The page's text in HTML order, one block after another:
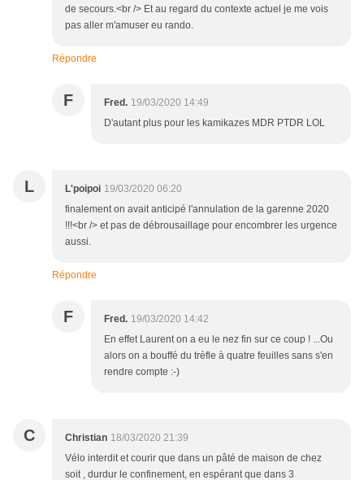
de secours.<br /> Et au regard du contexte actuel je me vois
pas aller m'amuser eu rando.
Répondre
F Fred. 19/03/2020 14:49
D'autant plus pour les kamikazes MDR PTDR LOL
L L'poipoi 19/03/2020 06:20
finalement on avait anticipé l'annulation de la garenne 2020
!!!<br /> et pas de débrousaillage pour encombrer les urgence
aussi.
Répondre
F Fred. 19/03/2020 14:42
‌En effet Laurent on a eu le nez fin sur ce coup ! ...Ou
alors on a bouffé du trèfle à quatre feuilles sans s'en
rendre compte :-)
C Christian 18/03/2020 21:39
Vélo interdit et courir que dans un pâté de maison de chez
soit , durdur le confinement, en espérant que dans 3